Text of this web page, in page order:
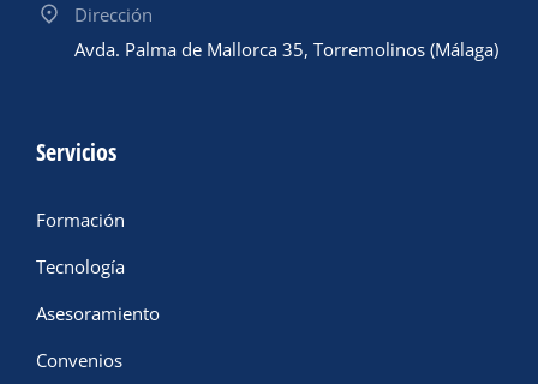
Dirección
Avda. Palma de Mallorca 35, Torremolinos (Málaga)
Servicios
Formación
Tecnología
Asesoramiento
Convenios